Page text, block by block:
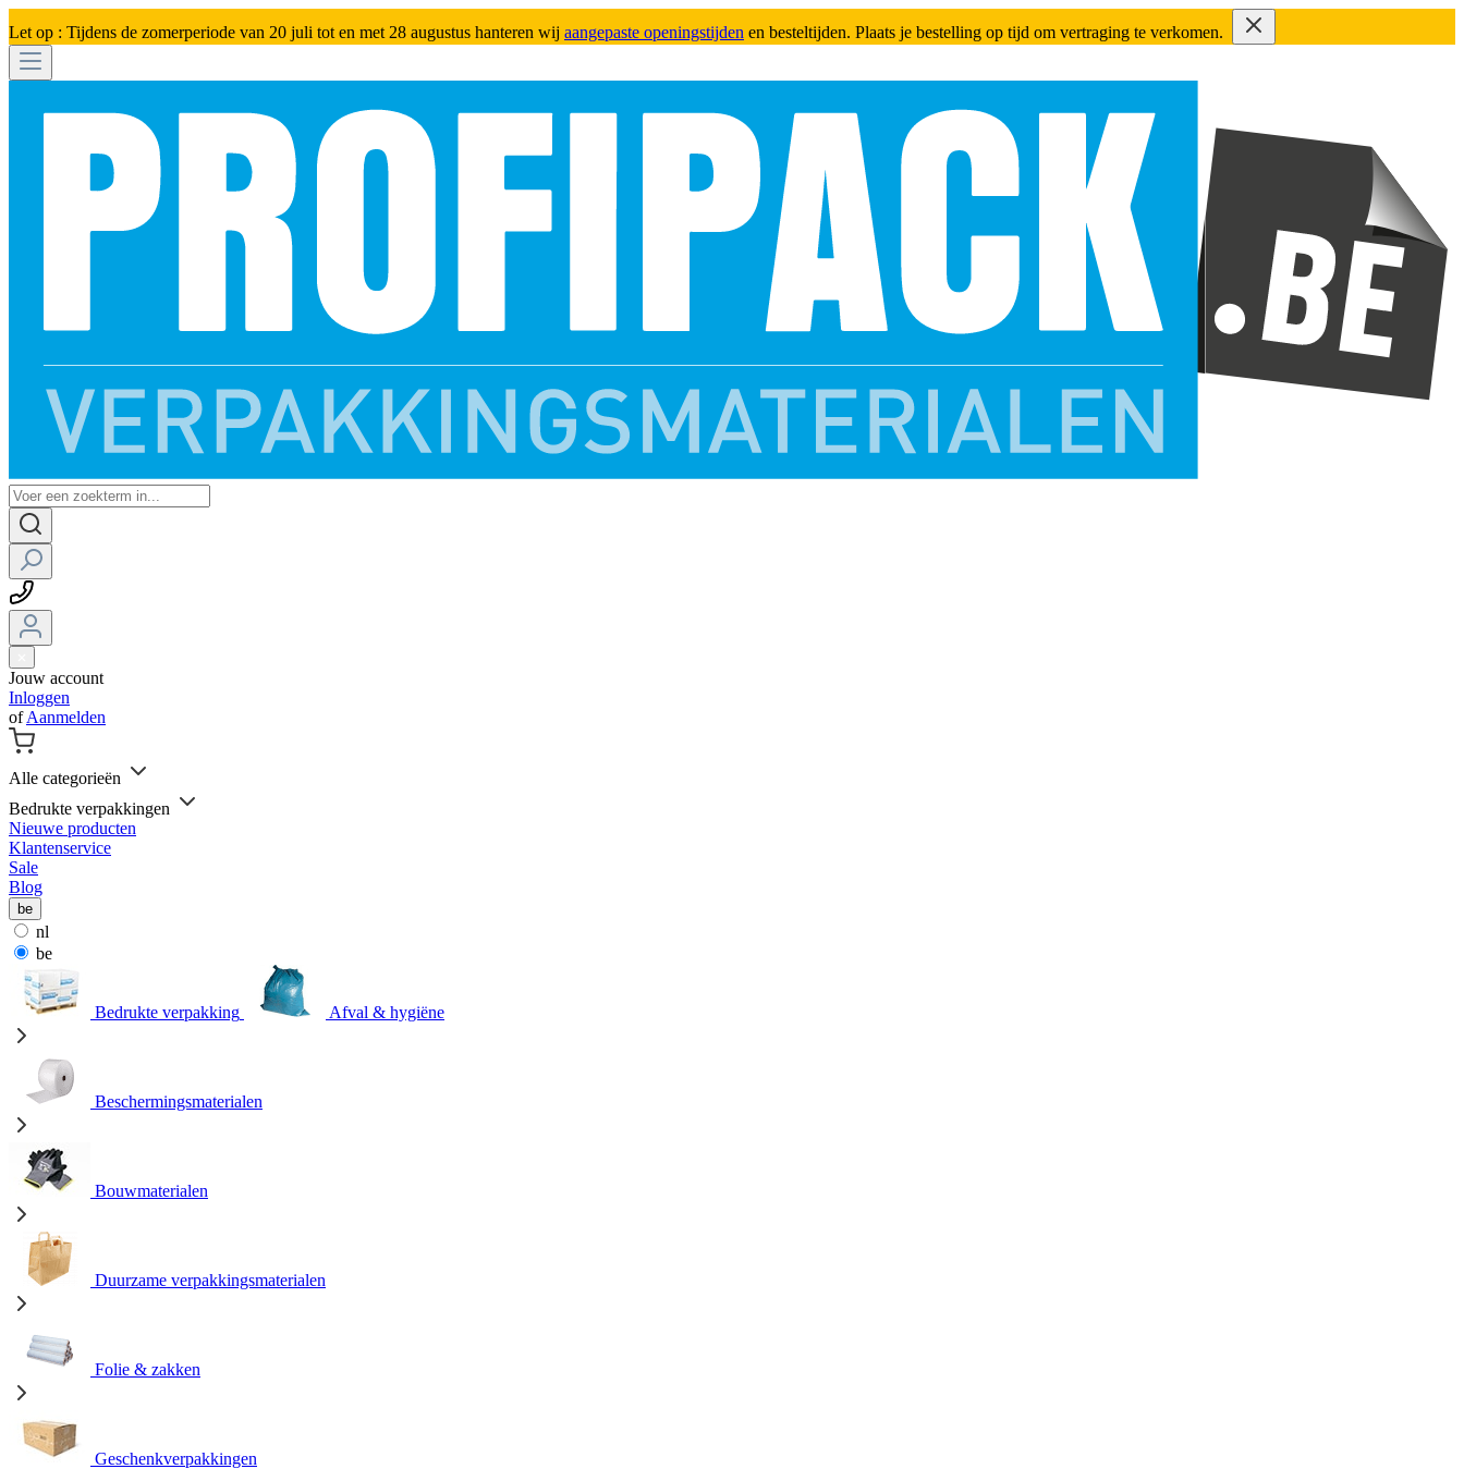
Let op : Tijdens de zomerperiode van 20 juli tot en met 28 augustus hanteren wij aangepaste openingstijden en besteltijden. Plaats je bestelling op tijd om vertraging te verkomen.
Jouw account
Inloggen
ofAanmelden
Alle categorieën
Bedrukte verpakkingen
Nieuwe producten
Klantenservice
Sale
Blog
be
nl
be
Bedrukte verpakking Afval & hygiëne
Beschermingsmaterialen
Bouwmaterialen
Duurzame verpakkingsmaterialen
Folie & zakken
Geschenkverpakkingen